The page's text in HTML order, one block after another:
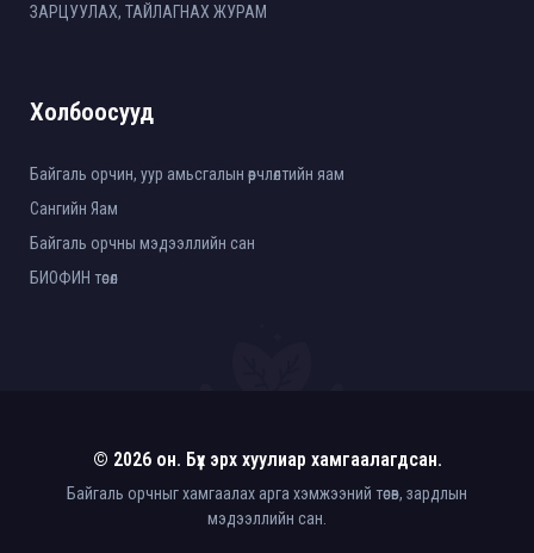
ЗАРЦУУЛАХ, ТАЙЛАГНАХ ЖУРАМ
Холбоосууд
Байгаль орчин, уур амьсгалын өөрчлөлтийн яам
Сангийн Яам
Байгаль орчны мэдээллийн сан
БИОФИН төсөл
© 2026 он. Бүх эрх хуулиар хамгаалагдсан.
Байгаль орчныг хамгаалах арга хэмжээний төсөв, зардлын
мэдээллийн сан.